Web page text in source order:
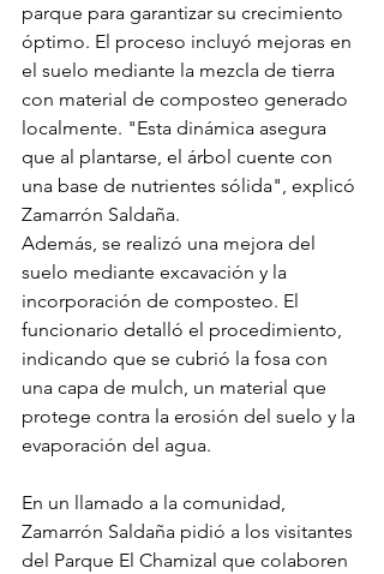
parque para garantizar su crecimiento
óptimo. El proceso incluyó mejoras en
el suelo mediante la mezcla de tierra
con material de composteo generado
localmente. "Esta dinámica asegura
que al plantarse, el árbol cuente con
una base de nutrientes sólida", explicó
Zamarrón Saldaña.
Además, se realizó una mejora del
suelo mediante excavación y la
incorporación de composteo. El
funcionario detalló el procedimiento,
indicando que se cubrió la fosa con
una capa de mulch, un material que
protege contra la erosión del suelo y la
evaporación del agua.
En un llamado a la comunidad,
Zamarrón Saldaña pidió a los visitantes
del Parque El Chamizal que colaboren